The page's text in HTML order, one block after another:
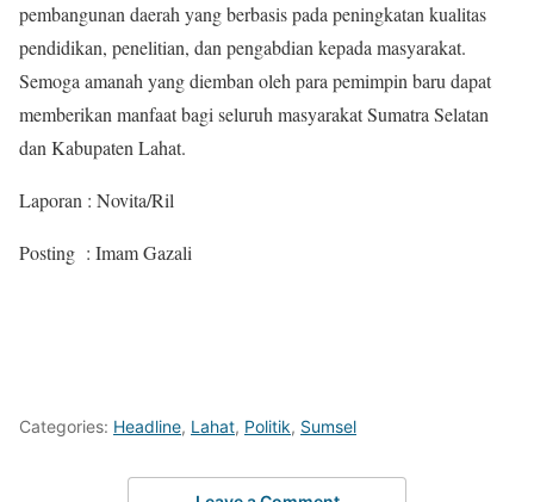
pembangunan daerah yang berbasis pada peningkatan kualitas
pendidikan, penelitian, dan pengabdian kepada masyarakat.
Semoga amanah yang diemban oleh para pemimpin baru dapat
memberikan manfaat bagi seluruh masyarakat Sumatra Selatan
dan Kabupaten Lahat.
Laporan : Novita/Ril
Posting : Imam Gazali
Categories: Headline, Lahat, Politik, Sumsel